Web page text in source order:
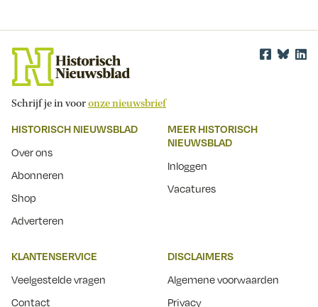
Schrijf je in vooronze nieuwsbrief
HISTORISCH NIEUWSBLAD
Over ons
Abonneren
Shop
Adverteren
MEER HISTORISCH
NIEUWSBLAD
Inloggen
Vacatures
KLANTENSERVICE
Veelgestelde vragen
Contact
DISCLAIMERS
Algemene voorwaarden
Privacy